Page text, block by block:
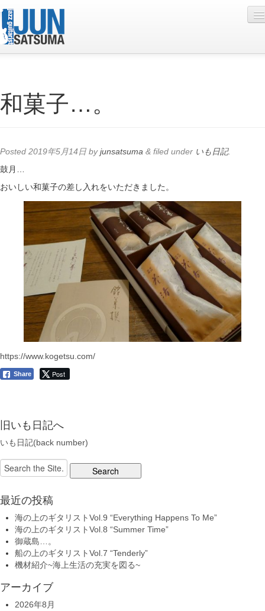
Live Schedule
Photo
Contact
YouTube
Online Lesson
和菓子…。
Posted 2019年5月14日 byjunsatsuma & filed under いも日記.
鼓月…
おいしい和菓子の差し入れをいただきました。
https://www.kogetsu.com/
Share Post
旧いも日記へ
いも日記(back number)
Search
for:
最近の投稿
海の上のギタリストVol.9 “Everything Happens To Me”
海の上のギタリストVol.8 “Summer Time”
御蔵島…。
船の上のギタリストVol.7 “Tenderly”
機材紹介~海上生活の充実を図る~
アーカイブ
2026年8月